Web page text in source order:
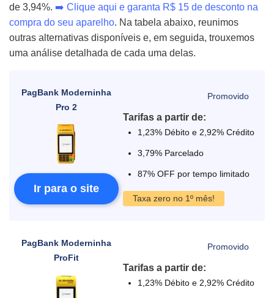
de 3,94%. ➡️ Clique aqui e garanta R$ 15 de desconto na
compra do seu aparelho. Na tabela abaixo, reunimos
outras alternativas disponíveis e, em seguida, trouxemos
uma análise detalhada de cada uma delas.
PagBank Moderninha
Pro 2
Ir para o site
Tarifas a partir de:
1,23% Débito e 2,92% Crédito
3,79% Parcelado
87% OFF por tempo limitado
Taxa zero no 1º mês!
PagBank Moderninha
ProFit
Tarifas a partir de:
1,23% Débito e 2,92% Crédito